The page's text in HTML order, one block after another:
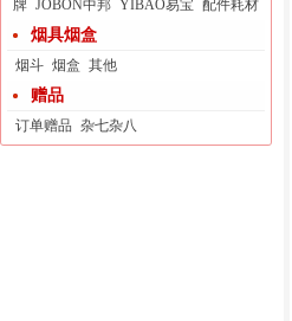
牌 JOBON中邦 YIBAO易宝 配件耗材
烟具烟盒
烟斗 烟盒 其他
赠品
订单赠品 杂七杂八